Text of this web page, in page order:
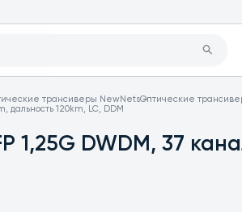
трансиверы NewNetsОптические
дальность 120km, LC, DDM
1,25G DWDM, 37